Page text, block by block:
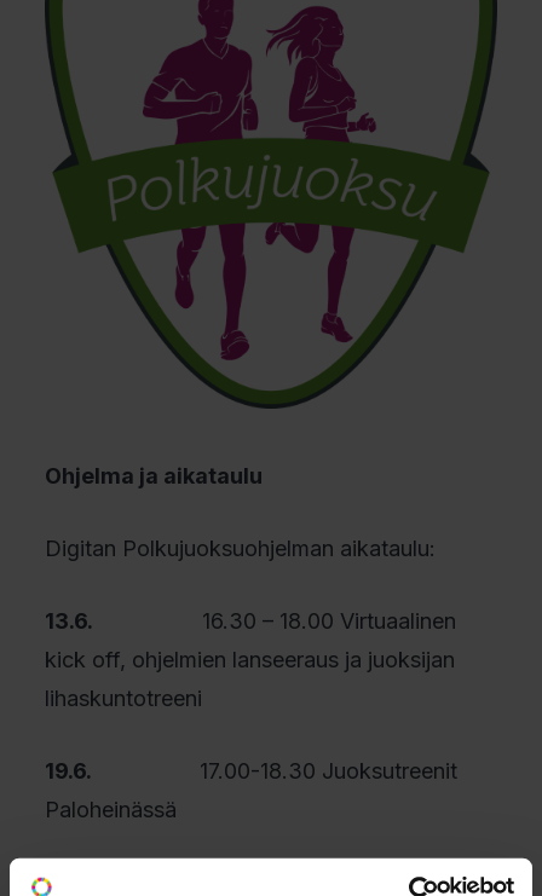
Ohjelma ja aikataulu
Digitan Polkujuoksuohjelman aikataulu:
13.6. 16.30 – 18.00 Virtuaalinen
kick off, ohjelmien lanseeraus ja juoksijan
lihaskuntotreeni
19.6.
17.00-18.30 Juoksutreenit
Paloheinässä
17.8.
17.00-18.30 Juoksutreenit